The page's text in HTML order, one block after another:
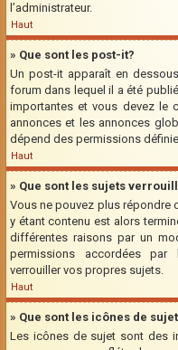
l’administrateur.
Haut
» Que sont les post-it?
Un post-it apparaît en
forum dans lequel il a été
importantes et vous devez le
annonces et les annonces
dépend des permissions
Haut
» Que sont les sujets
Vous ne pouvez plus répondre
y étant contenu est alors
différentes raisons par un
permissions accordées par
verrouiller vos propres sujets.
Haut
» Que sont les icônes de
Les icônes de sujet sont des